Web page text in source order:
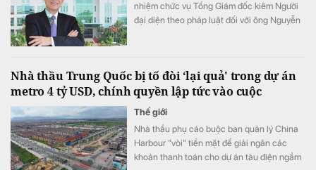
nhiệm chức vụ Tổng Giám đốc kiêm Người
đại diện theo pháp luật đối với ông Nguyễn
Nhà thầu Trung Quốc bị tố đòi ‘lại quả' trong dự án
metro 4 tỷ USD, chính quyền lập tức vào cuộc
Thế giới
Nhà thầu phụ cáo buộc ban quản lý China
Harbour "vòi" tiền mặt để giải ngân các
khoản thanh toán cho dự án tàu điện ngầm